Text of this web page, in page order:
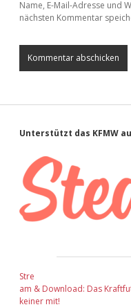
Name, E-Mail-Adresse und
nächsten Kommentar
Sidebar
Unterstützt das KFMW
Stre
am & Download: Das
keiner mit!